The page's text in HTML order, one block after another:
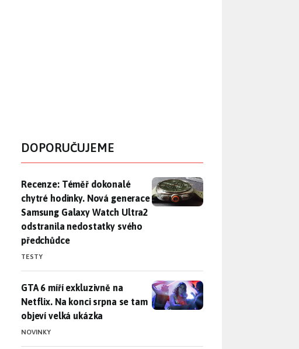
DOPORUČUJEME
Recenze: Téměř dokonalé chytré hodinky. Nová generace
Recenze: Téměř dokonalé
chytré hodinky. Nová generace
Samsung Galaxy Watch Ultra2
odstranila nedostatky svého
předchůdce
TESTY
GTA 6 míří exkluzivně na Netflix. Na konci srpna se tam objeví
GTA 6 míří exkluzivně na
Netflix. Na konci srpna se tam
objeví velká ukázka
NOVINKY